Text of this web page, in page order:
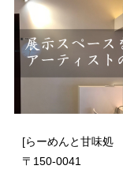
[らーめんと甘味処
〒 150-0041